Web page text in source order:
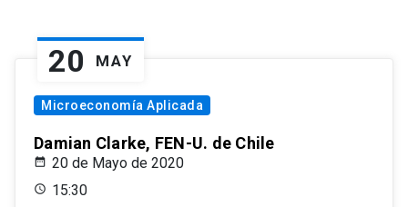
20 MAY
Microeconomía Aplicada
Damian Clarke, FEN-U. de Chile
20 de Mayo de 2020
15:30